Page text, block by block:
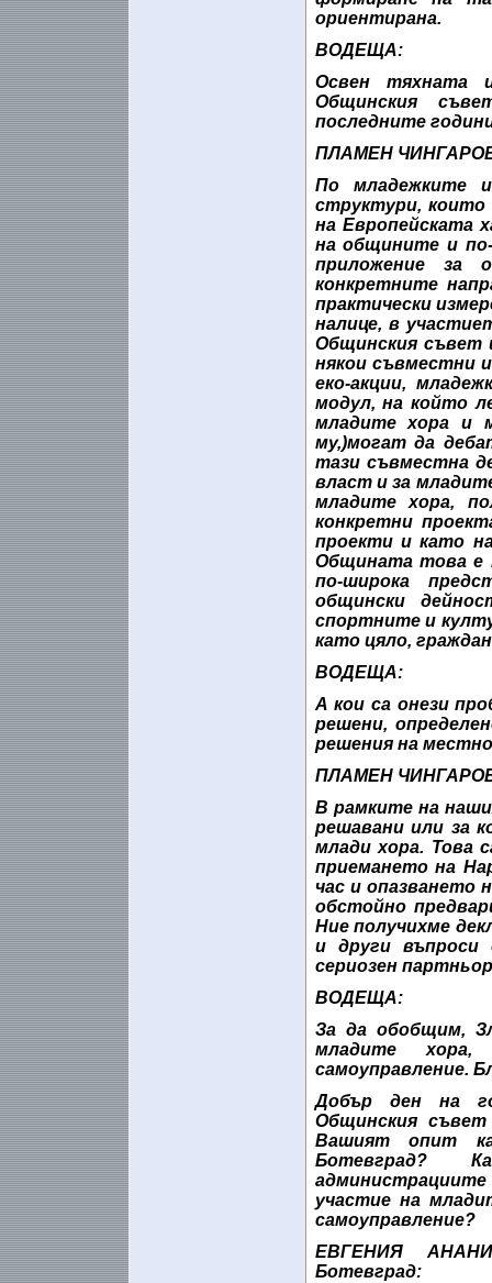
ориентирана.
ВОДЕЩА:
Освен тяхната
Общинския
последните
ПЛАМЕН
По младежките
структури, които
на Европейската
на общините и по-
приложение за
конкретните
практически
налице, в
Общинския съвет
някои съвместни
eко-акции,
модул, на който
младите хора и
му,)могат да
тази съвместна
власт и за
младите хора,
конкретни
проекти и като
Общината това е
по-широка
общински
спортните и
като цяло,
ВОДЕЩА:
А кои са онези
решени,
решения на
ПЛАМЕН
В рамките на
решавани или за
млади хора. Това
приемането на
час и опазването
обстойно
Ние получихме
и други
сериозен
ВОДЕЩА:
За да обобщим,
младите
самоуправление.
Добър ден на
Общинския съвет
Вашият опит
Ботевград?
участие на
самоуправление?
ЕВГЕНИЯ
Ботевград: